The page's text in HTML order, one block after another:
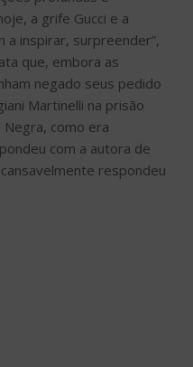
a grife Gucci e a
a inspirar, surpreender”,
que, embora as
negado seus pedido
Martinelli na prisão
Negra, como era
com a autora de
respondeu